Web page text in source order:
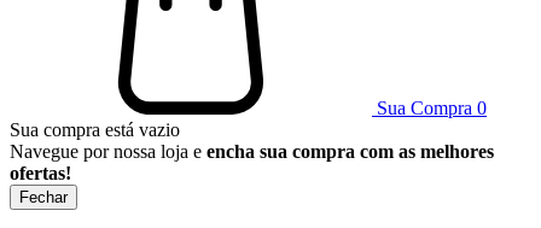
Sua Compra 0
Sua compra está vazio
Navegue por nossa loja e encha sua compra com as melhores
ofertas!
Fechar